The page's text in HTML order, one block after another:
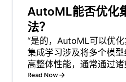
一种能够快速搜
索的方式存储数
据库表中一小部
分数据。当您在
表的一列或多列
上创建索引时，
AutoML能否优化
法？
“是的，AutoML可以优化
集成学习涉及将多个模
高整体性能，通常通过
堆叠等技术实现。
Read Now